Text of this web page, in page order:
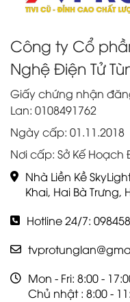
Công ty Cổ
Nghệ Điện Tử
Giấy chứng nhận
Lan: 0108491762
Ngày cấp: 01.11.2018
Nơi cấp: Sở Kế Hoạch
Nhà Liền Kề
Khai, Hai Bà Trưng,
Hotline 24/7:
Mon - Fri: 8:00 -
Chủ nhật : 8:00 -